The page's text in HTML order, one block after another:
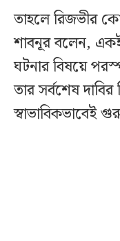
তাহলে রিজভীর
শাবনূর বলেন,
ঘটনার বিষয়ে
তার সর্বশেষ
স্বাভাবিকভাবেই